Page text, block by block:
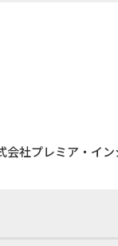
会社プレミア・イ